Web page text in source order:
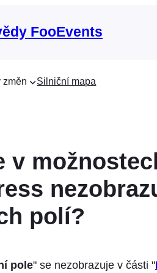
FooEvents
změn Silniční mapa
v
polí?
pole" se nezobrazuje v části "